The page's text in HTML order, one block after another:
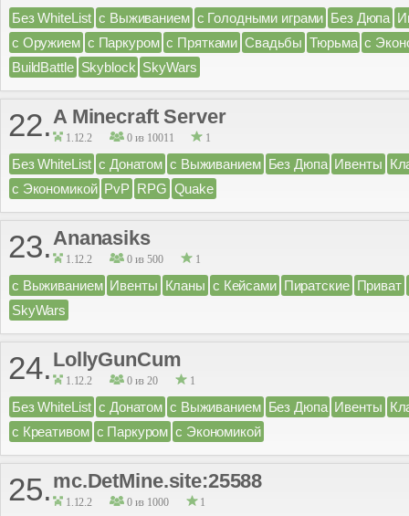
Без WhiteList с Выживанием с Голодными играми Без Дюпа
с Оружием с Паркуром с Прятками Свадьбы Тюрьма с
BuildBattle Skyblock SkyWars
22.A Minecraft Server
1.12.2 0 из 10011 1
Без WhiteList с Донатом с Выживанием Без Дюпа Ивенты
с Экономикой PvP RPG Quake
23.Ananasiks
1.12.2 0 из 500 1
с Выживанием Ивенты Кланы с Кейсами Пиратские Приват
SkyWars
24. LollyGunCum
1.12.2 0 из 20 1
Без WhiteList с Донатом с Выживанием Без Дюпа Ивенты
с Креативом с Паркуром с Экономикой
25. mc.DetMine.site:25588
1.12.2 0 из 1000 1